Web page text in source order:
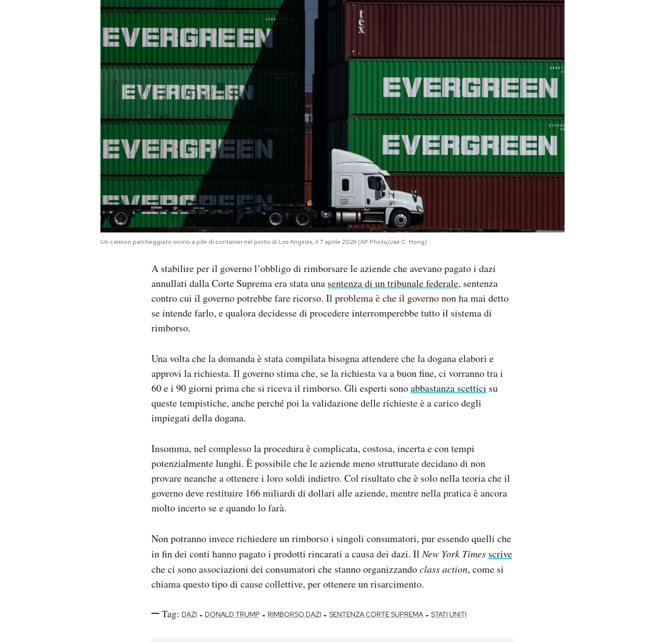
Un camion parcheggiato vicino a pile di container nel porto di Los Angeles, il 7 aprile 2026 (AP Photo/Jae C. Hong)
A stabilire per il governo l’obbligo di rimborsare le aziende che avevano pagato i dazi
annullati dalla Corte Suprema era stata una sentenza di un tribunale federale, sentenza
contro cui il governo potrebbe fare ricorso. Il problema è che il governo non ha mai detto
se intende farlo, e qualora decidesse di procedere interromperebbe tutto il sistema di
rimborso.
Una volta che la domanda è stata compilata bisogna attendere che la dogana elabori e
approvi la richiesta. Il governo stima che, se la richiesta va a buon fine, ci vorranno tra i
60 e i 90 giorni prima che si riceva il rimborso. Gli esperti sonoabbastanza scettici su
queste tempistiche, anche perché poi la validazione delle richieste è a carico degli
impiegati della dogana.
Insomma, nel complesso la procedura è complicata, costosa, incerta e con tempi
potenzialmente lunghi. È possibile che le aziende meno strutturate decidano di non
provare neanche a ottenere i loro soldi indietro. Col risultato che è solo nella teoria che il
governo deve restituire 166 miliardi di dollari alle aziende, mentre nella pratica è ancora
molto incerto se e quando lo farà.
Non potranno invece richiedere un rimborso i singoli consumatori, pur essendo quelli che
in fin dei conti hanno pagato i prodotti rincarati a causa dei dazi. IlNew York Times scrive
che ci sono associazioni dei consumatori che stanno organizzandoclass action, come si
chiama questo tipo di cause collettive, per ottenere un risarcimento.
Tag: DAZI - DONALD TRUMP - RIMBORSO DAZI - SENTENZA CORTE SUPREMA - STATI UNITI